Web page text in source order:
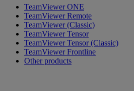
TeamViewer ONE
TeamViewer Remote
TeamViewer (Classic)
TeamViewer Tensor
TeamViewer Tensor (Classic)
TeamViewer Frontline
Other products